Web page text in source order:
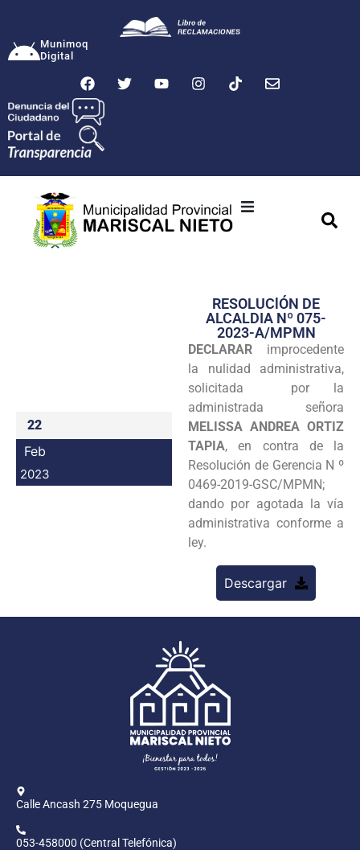
Munimoq
Digital
Transparencia
Seguridad
Intranet
22
Feb
2023
RESOLUClÓN DE
ALCALDIA Nº 075-
2023-A/MPMN
DECLARAR improcedente
la nulidad administrativa,
solicitada por la
administrada señora
MELISSA ANDREA ORTIZ
TAPIA, en contra de la
Resolución de Gerencia N º
0469-2019-GSC/MPMN;
dando por agotada la vía
administrativa conforme a
ley.
Descargar
Calle Ancash 275 Moquegua
053-458000 (Central Telefónica)